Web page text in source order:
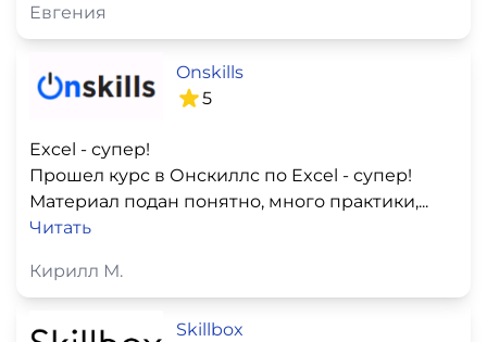
Евгения
Onskills
5
Excel - супер!
Прошел курс в Онскиллс по Excel - супер!
Материал подан понятно, много практики,...
Читать
Кирилл М.
Skillbox